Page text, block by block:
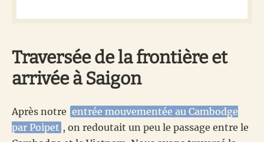
Traversée de la frontière et
arrivée à Saigon
Après notre entrée mouvementée au Cambodge
par Poipet , on redoutait un peu le passage entre le